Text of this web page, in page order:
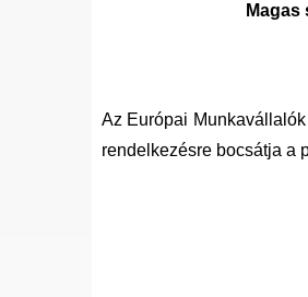
Az Európai
rendelkezésre bocsátja a